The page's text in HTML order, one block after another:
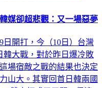
媒卻超悲觀：又一場惡夢
開打，今（10日）台灣
韓大戰，對於昨日爆冷敗
場宿敵之戰的結果也決定
山大。其實回首日韓兩國